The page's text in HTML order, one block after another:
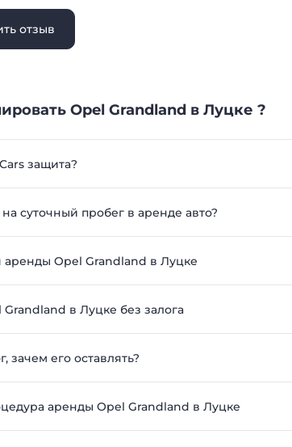
отзыв
Opel Grandland в Луцке ?
защита?
суточный пробег в аренде авто?
аренды Opel Grandland в Луцке
Grandland в Луцке без залога
зачем его оставлять?
аренды Opel Grandland в Луцке